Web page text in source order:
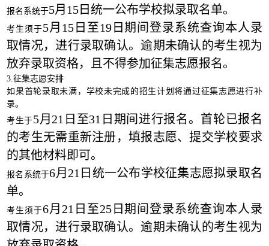
报名系统于5月15日统一公布学校拟录取名单。
考生须于5月15日至19日期间登录系统查询本人录
取情况，进行录取确认。逾期未确认的考生视为
放弃录取资格，且不得参加征集志愿报名。
3.征集志愿安排
如果首轮录取未满，学校未完成的招生计划将通过征集志愿进行补
录。
考生于5月21日至31日期间进行报名。首轮已报名
的考生无需重新注册，填报志愿、提交学校要求
的其他材料即可。
报名系统于6月21日统一公布学校征集志愿拟录取名
单。
考生须于6月21日至25日期间登录系统查询本人录
取情况，进行录取确认。逾期未确认的考生视为